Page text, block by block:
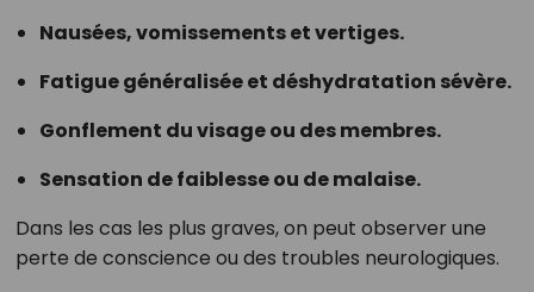
Nausées, vomissements et vertiges.
Fatigue généralisée et déshydratation sévère.
Gonflement du visage ou des membres.
Sensation de faiblesse ou de malaise.
Dans les cas les plus graves, on peut observer une
perte de conscience ou des troubles neurologiques.